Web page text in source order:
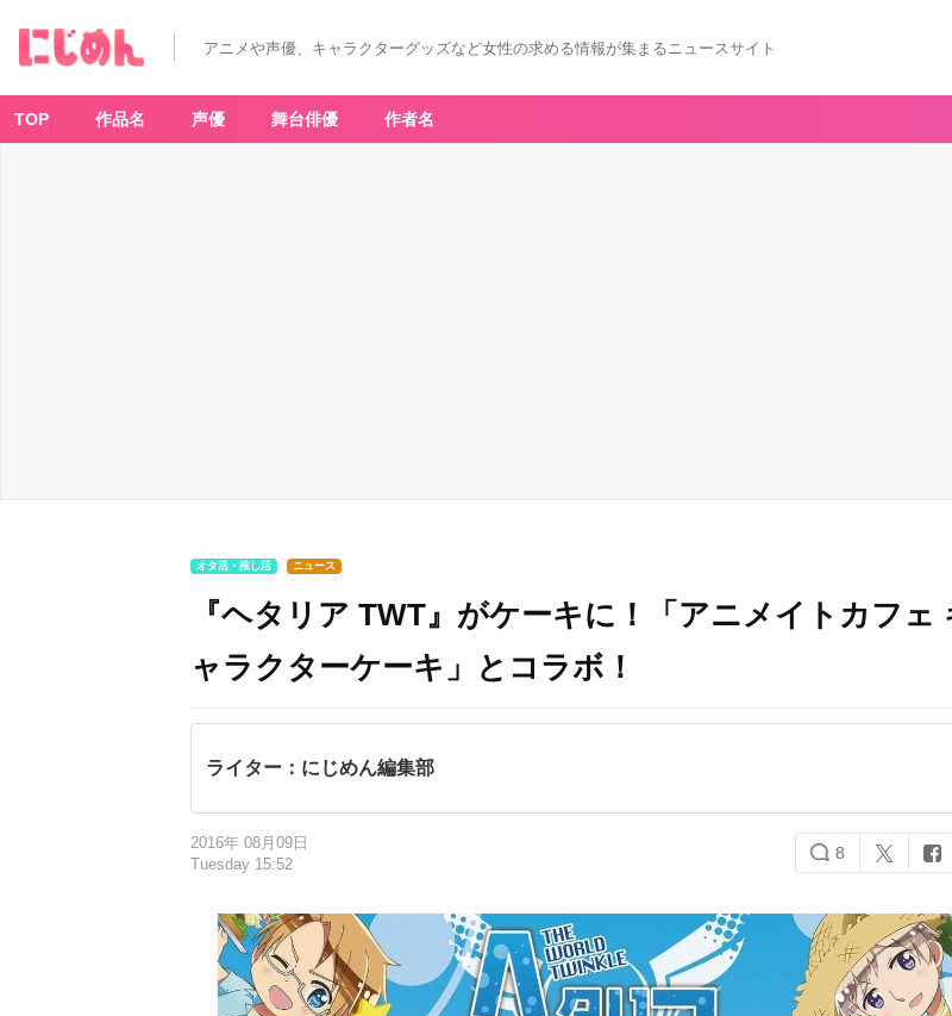
アニメや声優、キャラクターグッズなど女性の求める情報が集まるニュースサイト
TOP 作品名 声優 舞台俳優 作者名
オタ活・推し活 ニュース
『ヘタリア TWT』がケーキに！「アニメイトカフェ
ャラクターケーキ」とコラボ！
ライター：にじめん編集部
2016年 08月09日
Tuesday 15:52
8